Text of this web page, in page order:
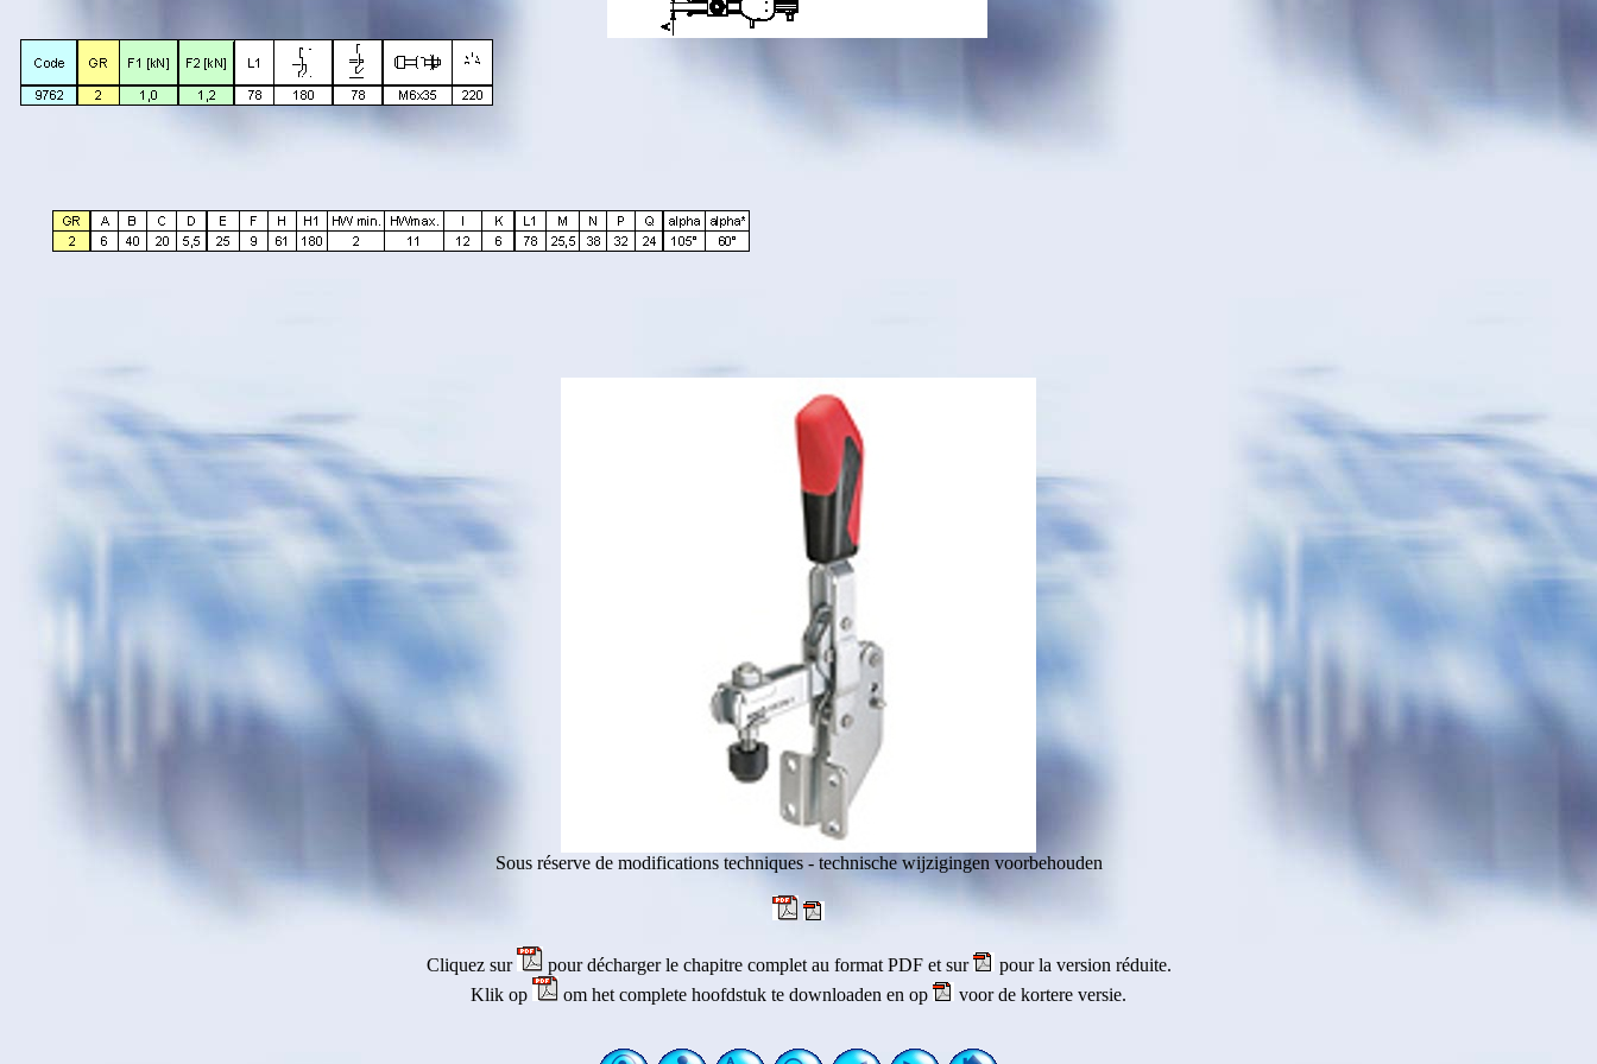
Sous réserve de modifications techniques - technische wijzigingen voorbehouden
Cliquez sur pour décharger le chapitre complet au format PDF et sur
pour la version réduite.
Klik op
om het complete hoofdstuk te downloaden en op voor de kortere versie.